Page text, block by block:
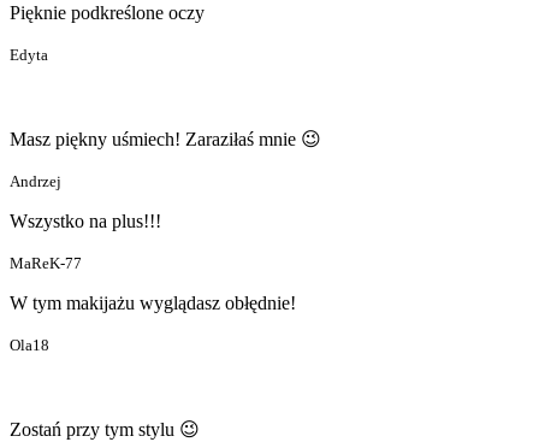
Pięknie podkreślone oczy
Edyta
Masz piękny uśmiech! Zaraziłaś mnie 😉
Andrzej
Wszystko na plus!!!
MaReK-77
W tym makijażu wyglądasz obłędnie!
Ola18
Zostań przy tym stylu 😉